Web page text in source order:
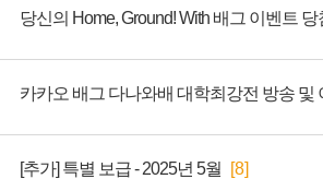
당신의 Home, Ground! With 배그 이벤트
[추가] 특별 보급 - 2025년 5월 [8]